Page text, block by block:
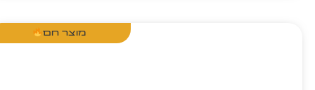
מוצר חם